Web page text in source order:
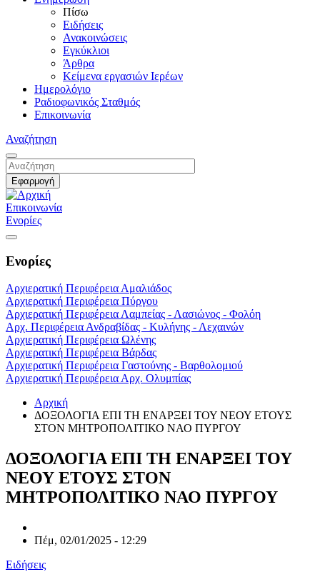
Πίσω
Ειδήσεις
Ανακοινώσεις
Εγκύκλιοι
Άρθρα
Κείμενα εργασιών Ιερέων
Ημερολόγιο
Ραδιοφωνικός Σταθμός
Επικοινωνία
Αναζήτηση
Επικοινωνία
Ενορίες
Ενορίες
Αρχιερατική Περιφέρεια Αμαλιάδος
Αρχιερατική Περιφέρεια Πύργου
Αρχιερατική Περιφέρεια Λαμπείας - Λασιώνος - Φολόη
Αρχ. Περιφέρεια Ανδραβίδας - Κυλήνης - Λεχαινών
Αρχιερατική Περιφέρεια Ωλένης
Αρχιερατική Περιφέρεια Βάρδας
Αρχιερατική Περιφέρεια Γαστούνης - Βαρθολομιού
Αρχιερατική Περιφέρεια Αρχ. Ολυμπίας
Αρχική
ΔΟΞΟΛΟΓΙΑ ΕΠΙ ΤΗ ΕΝΑΡΞΕΙ ΤΟΥ ΝΕΟΥ ΕΤΟΥΣ
ΣΤΟΝ ΜΗΤΡΟΠΟΛΙΤΙΚΟ ΝΑΟ ΠΥΡΓΟΥ
ΔΟΞΟΛΟΓΙΑ ΕΠΙ ΤΗ ΕΝΑΡΞΕΙ ΤΟΥ
ΝΕΟΥ ΕΤΟΥΣ ΣΤΟΝ
ΜΗΤΡΟΠΟΛΙΤΙΚΟ ΝΑΟ ΠΥΡΓΟΥ
Πέμ, 02/01/2025 - 12:29
Ειδήσεις